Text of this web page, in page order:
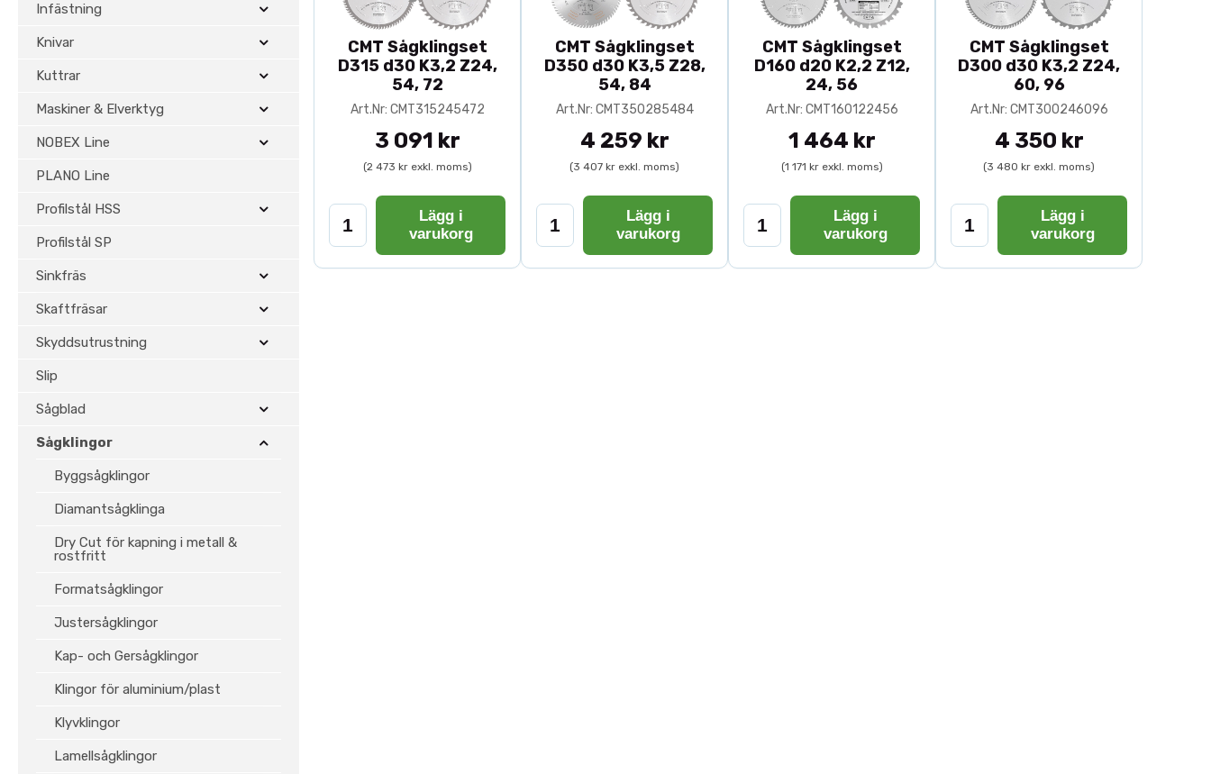
Kontrollera alltid maskinens klingdiameter och håldiameter innan köp. Vanliga dimensioner är 165–216 mm för handhållna
sågar och 250–300 mm för större maskiner.
Med ett professionellt klingpaket får du både flexibilitet och bättre ekonomi – rätt klinga för varje moment.
Infästning
Knivar
Kuttrar
Maskiner & Elverktyg
NOBEX Line
PLANO Line
Profilstål HSS
Profilstål SP
Sinkfräs
Skaftfräsar
Skyddsutrustning
Slip
Sågblad
Sågklingor
Byggsågklingor
Diamantsågklinga
Dry Cut för kapning i metall &
rostfritt
Formatsågklingor
Justersågklingor
Kap- och Gersågklingor
Klingor för aluminium/plast
Klyvklingor
Lamellsågklingor
CMT Sågklingset
D315 d30 K3,2 Z24,
54, 72
Art.Nr: CMT315245472
3 091 kr
(2 473 kr exkl. moms)
Lägg i
varukorg
CMT Sågklingset
D350 d30 K3,5 Z28,
54, 84
Art.Nr: CMT350285484
4 259 kr
(3 407 kr exkl. moms)
Lägg i
varukorg
CMT Sågklingset
D160 d20 K2,2 Z12,
24, 56
Art.Nr: CMT160122456
1 464 kr
(1 171 kr exkl. moms)
Lägg i
varukorg
CMT Sågklingset
D300 d30 K3,2 Z24,
60, 96
Art.Nr: CMT300246096
4 350 kr
(3 480 kr exkl. moms)
Lägg i
varukorg